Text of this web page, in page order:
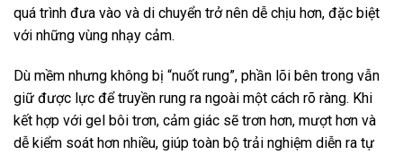
quá trình đưa vào và di chuyển trở nên dễ chịu hơn, đặc biệt
với những vùng nhạy cảm.
Dù mềm nhưng không bị “nuốt rung”, phần lõi bên trong vẫn
giữ được lực để truyền rung ra ngoài một cách rõ ràng. Khi
kết hợp với gel bôi trơn, cảm giác sẽ trơn hơn, mượt hơn và
dễ kiểm soát hơn nhiều, giúp toàn bộ trải nghiệm diễn ra tự